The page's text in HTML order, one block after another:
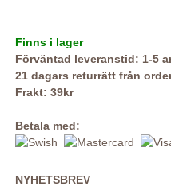
Finns i lager
Förväntad leveranstid: 1-5
21 dagars returrätt från
Frakt: 39kr
Betala med:
NYHETSBREV